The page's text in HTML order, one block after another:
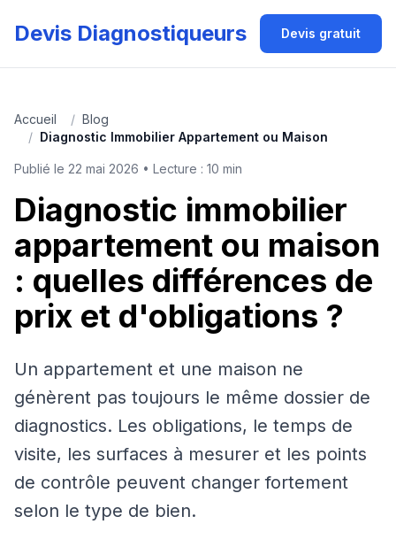
Devis Diagnostiqueurs Devis gratuit
Accueil / Blog
/ Diagnostic Immobilier Appartement ou Maison
Publié le 22 mai 2026 • Lecture : 10 min
Diagnostic immobilier
appartement ou maison
: quelles différences de
prix et d'obligations ?
Un appartement et une maison ne
génèrent pas toujours le même dossier de
diagnostics. Les obligations, le temps de
visite, les surfaces à mesurer et les points
de contrôle peuvent changer fortement
selon le type de bien.